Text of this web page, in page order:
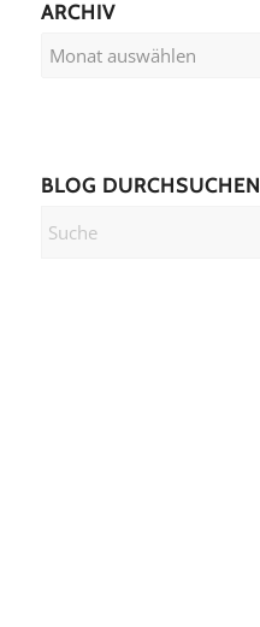
ARCHIV
BLOG DURCHSUCHEN